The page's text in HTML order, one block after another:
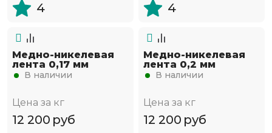
4 4
Медно-никелевая
лента 0,17 мм
В наличии
Цена за кг
12 200 руб
Медно-никелевая
лента 0,2 мм
В наличии
Цена за кг
12 200 руб